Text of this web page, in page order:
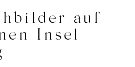
Portfolio
auf
Insel